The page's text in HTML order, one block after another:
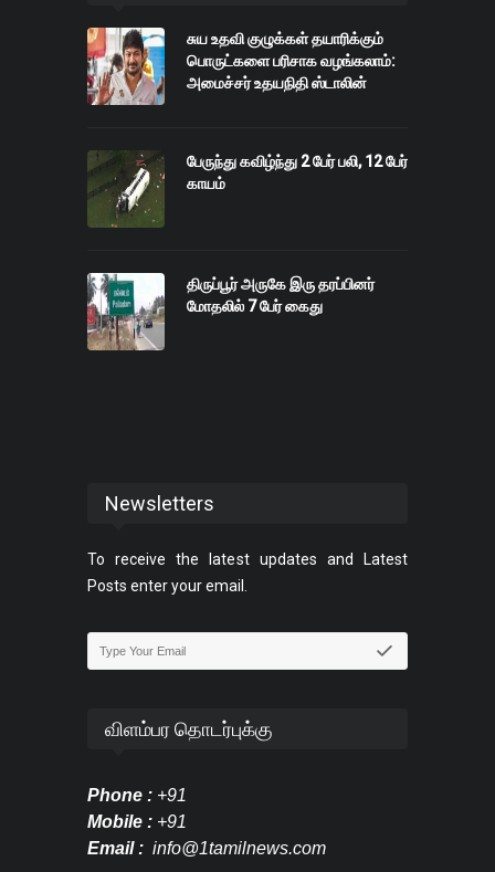
சுய உதவி குழுக்கள் தயாரிக்கும்
பொருட்களை பரிசாக வழங்கலாம்:
அமைச்சர் உதயநிதி ஸ்டாலின்
பேருந்து கவிழ்ந்து 2 பேர் பலி, 12 பேர்
காயம்
திருப்பூர் அருகே இரு தரப்பினர்
மோதலில் 7 பேர் கைது
Newsletters
To receive the latest updates and Latest
Posts enter your email.
விளம்பர தொடர்புக்கு
Phone : +91
Mobile : +91
Email : info@1tamilnews.com